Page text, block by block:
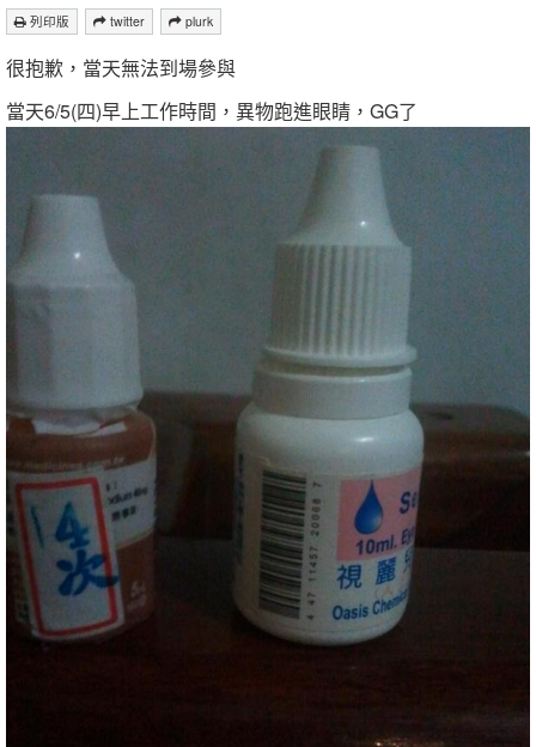
列印版 twitter plurk
很抱歉，當天無法到場參與
當天6/5(四)早上工作時間，異物跑進眼睛，GG了